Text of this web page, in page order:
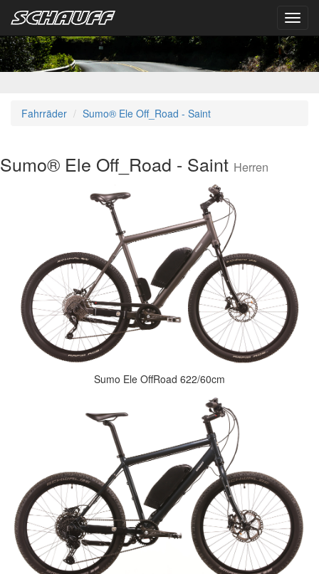
Fahrräder Sumo® Ele Off_Road - Saint
Sumo® Ele Off_Road - Saint Herren
Sumo Ele OffRoad 622/60cm